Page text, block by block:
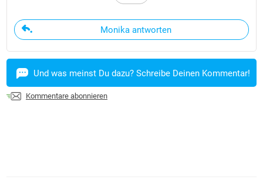
Monika antworten
Und was meinst Du dazu? Schreibe Deinen Kommentar!
Kommentare abonnieren